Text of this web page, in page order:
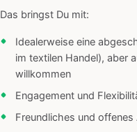
Das bringst Du mit:
Idealerweise eine
im textilen Handel), aber
willkommen
Engagement und
Freundliches und offenes